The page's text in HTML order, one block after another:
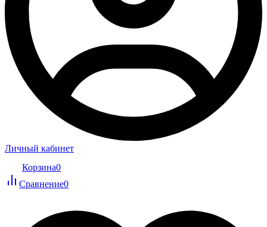
Личный кабинет
Корзина0
Сравнение0